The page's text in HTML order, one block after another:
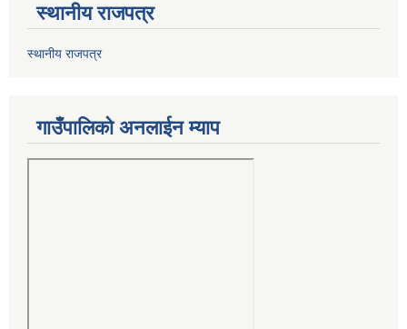
स्थानीय राजपत्र
स्थानीय राजपत्र
गाउँपालिको अनलाईन म्याप